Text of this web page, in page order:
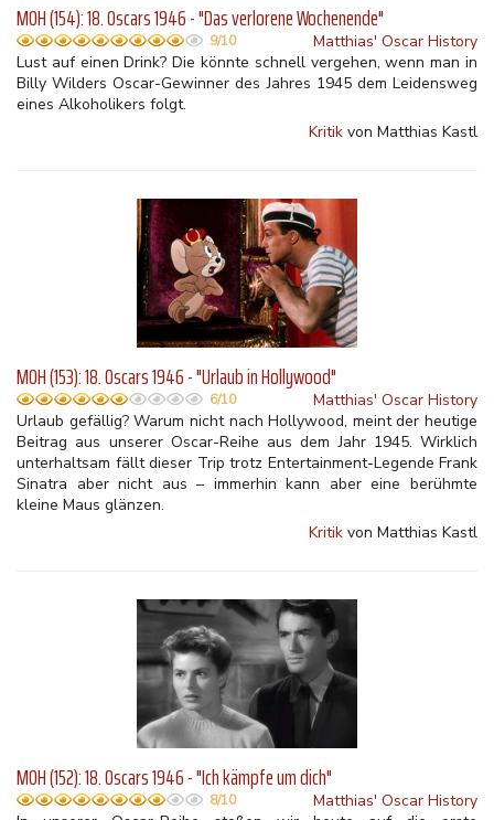
MOH (154): 18. Oscars 1946 - "Das verlorene Wochenende"
9/10
Matthias' Oscar History
Lust auf einen Drink? Die könnte schnell vergehen, wenn man in
Billy Wilders Oscar-Gewinner des Jahres 1945 dem Leidensweg
eines Alkoholikers folgt.
Kritik von Matthias Kastl
MOH (153): 18. Oscars 1946 - "Urlaub in Hollywood"
6/10
Matthias' Oscar History
Urlaub gefällig? Warum nicht nach Hollywood, meint der heutige
Beitrag aus unserer Oscar-Reihe aus dem Jahr 1945. Wirklich
unterhaltsam fällt dieser Trip trotz Entertainment-Legende Frank
Sinatra aber nicht aus – immerhin kann aber eine berühmte
kleine Maus glänzen.
Kritik von Matthias Kastl
MOH (152): 18. Oscars 1946 - "Ich kämpfe um dich"
8/10
Matthias' Oscar History